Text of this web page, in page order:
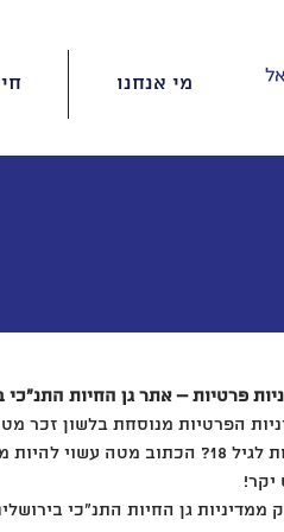
מי אנחנו
פרטיות – אתר גן החיות
הפרטיות מנוסחת בלשון זכר
מומלץ להיוועץ במבוגר אחראי לפני השימוש באתר החברה.
יקר!
ממדיניות גן החיות התנ"כי